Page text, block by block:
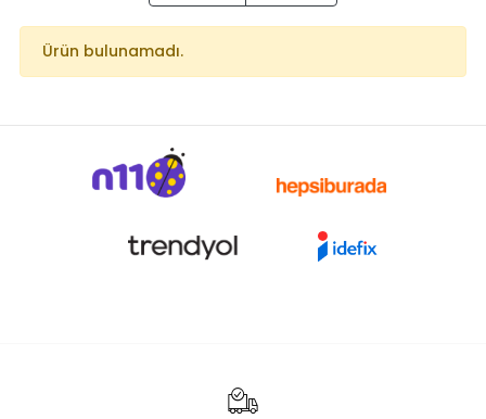
Ürün bulunamadı.